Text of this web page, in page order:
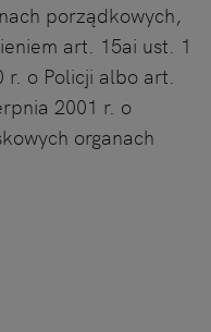
porządkowych,
art. 15ai ust. 1
r. o Policji albo art.
2001 r. o
organach